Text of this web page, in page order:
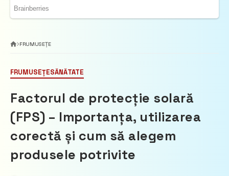
FRUMUSEȚE
FRUMUSEȚESĂNĂTATE
Factorul de protecție solară
(FPS) – Importanța, utilizarea
corectă și cum să alegem
produsele potrivite